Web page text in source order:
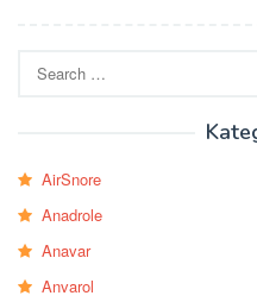
for:
AirSnore
Anadrole
Anavar
Anvarol